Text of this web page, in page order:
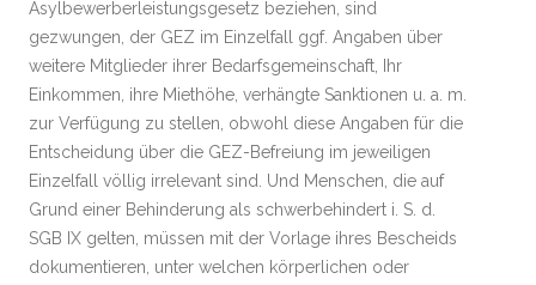
Asylbewerberleistungsgesetz beziehen, sind
gezwungen, der GEZ im Einzelfall ggf. Angaben über
weitere Mitglieder ihrer Bedarfsgemeinschaft, Ihr
Einkommen, ihre Miethöhe, verhängte Sanktionen u. a. m.
zur Verfügung zu stellen, obwohl diese Angaben für die
Entscheidung über die GEZ-Befreiung im jeweiligen
Einzelfall völlig irrelevant sind. Und Menschen, die auf
Grund einer Behinderung als schwerbehindert i. S. d.
SGB IX gelten, müssen mit der Vorlage ihres Bescheids
dokumentieren, unter welchen körperlichen oder